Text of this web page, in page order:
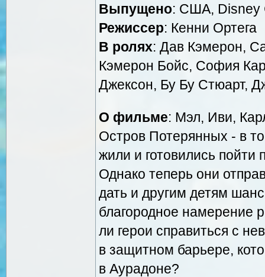
Выпущено: США, Disney
Режиссер: Кенни Ортега
В ролях: Дав Кэмерон,
Кэмерон Бойс, София
Джексон, Бу Бу Стюарт,
О фильме: Мэл, Иви,
Остров Потерянных - в
жили и готовились пойти
Однако теперь они
дать и другим детям
благородное намерение
ли герои справиться с
в защитном барьере,
в Аурадоне?